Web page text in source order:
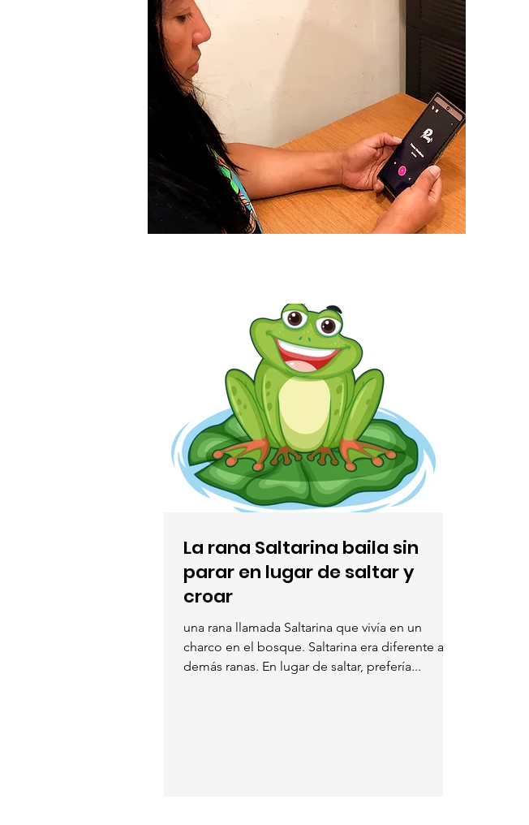
La rana Saltarina baila sin
parar en lugar de saltar y
croar
una rana llamada Saltarina que vivía en un
charco en el bosque. Saltarina era diferente a las
demás ranas. En lugar de saltar, prefería...